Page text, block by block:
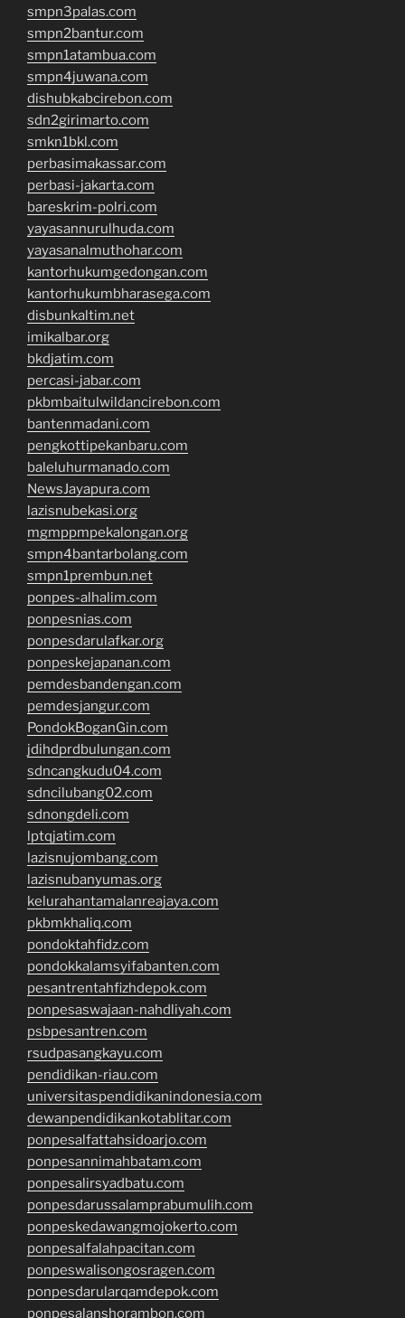
smpn3palas.com
smpn2bantur.com
smpn1atambua.com
smpn4juwana.com
dishubkabcirebon.com
sdn2girimarto.com
smkn1bkl.com
perbasimakassar.com
perbasi-jakarta.com
bareskrim-polri.com
yayasannurulhuda.com
yayasanalmuthohar.com
kantorhukumgedongan.com
kantorhukumbharasega.com
disbunkaltim.net
imikalbar.org
bkdjatim.com
percasi-jabar.com
pkbmbaitulwildancirebon.com
bantenmadani.com
pengkottipekanbaru.com
baleluhurmanado.com
NewsJayapura.com
lazisnubekasi.org
mgmppmpekalongan.org
smpn4bantarbolang.com
smpn1prembun.net
ponpes-alhalim.com
ponpesnias.com
ponpesdarulafkar.org
ponpeskejapanan.com
pemdesbandengan.com
pemdesjangur.com
PondokBoganGin.com
jdihdprdbulungan.com
sdncangkudu04.com
sdncilubang02.com
sdnongdeli.com
lptqjatim.com
lazisnujombang.com
lazisnubanyumas.org
kelurahantamalanreajaya.com
pkbmkhaliq.com
pondoktahfidz.com
pondokkalamsyifabanten.com
pesantrentahfizhdepok.com
ponpesaswajaan-nahdliyah.com
psbpesantren.com
rsudpasangkayu.com
pendidikan-riau.com
universitaspendidikanindonesia.com
dewanpendidikankotablitar.com
ponpesalfattahsidoarjo.com
ponpesannimahbatam.com
ponpesalirsyadbatu.com
ponpesdarussalamprabumulih.com
ponpeskedawangmojokerto.com
ponpesalfalahpacitan.com
ponpeswalisongosragen.com
ponpesdarularqamdepok.com
ponpesalanshorambon.com